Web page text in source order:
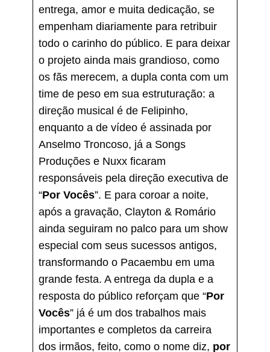
entrega, amor e muita dedicação, se
empenham diariamente para retribuir
todo o carinho do público. E para deixar
o projeto ainda mais grandioso, como
os fãs merecem, a dupla conta com um
time de peso em sua estruturação: a
direção musical é de Felipinho,
enquanto a de vídeo é assinada por
Anselmo Troncoso, já a Songs
Produções e Nuxx ficaram
responsáveis pela direção executiva de
“Por Vocês”. E para coroar a noite,
após a gravação, Clayton & Romário
ainda seguiram no palco para um show
especial com seus sucessos antigos,
transformando o Pacaembu em uma
grande festa. A entrega da dupla e a
resposta do público reforçam que “Por
Vocês” já é um dos trabalhos mais
importantes e completos da carreira
dos irmãos, feito, como o nome diz, por